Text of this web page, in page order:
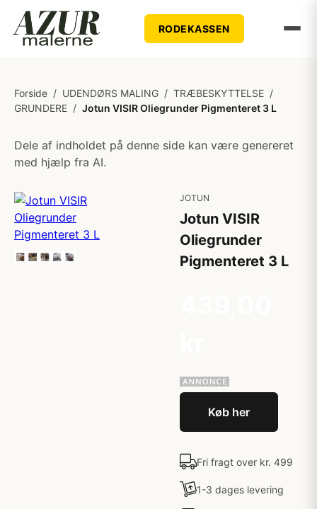
RODEKASSEN
Forside / UDENDØRS MALING / TRÆBESKYTTELSE /
GRUNDERE / Jotun VISIR Oliegrunder Pigmenteret 3 L
Dele af indholdet på denne side kan være genereret
med hjælp fra AI.
JOTUN
Jotun VISIR
Oliegrunder
Pigmenteret 3 L
Køb her
Fri fragt over kr. 499
1-3 dages levering